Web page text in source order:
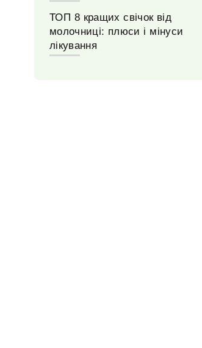
ТОП 8 кращих свічок від
молочниці: плюси і мінуси
лікування